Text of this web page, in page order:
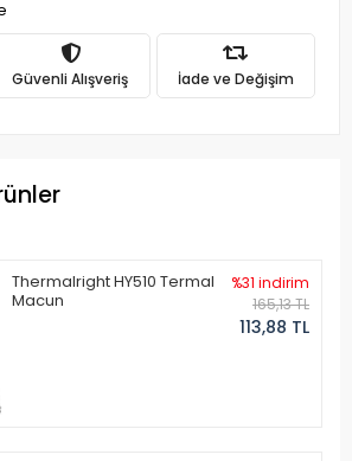
Güvenli Alışveriş İade ve Değişim
Thermalright HY510 Termal
Macun
%31 indirim
165,13 TL
113,88 TL